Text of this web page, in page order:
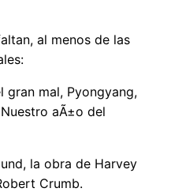
al menos de las
gran mal, Pyongyang,
aÃ±o del
la obra de Harvey
Crumb.